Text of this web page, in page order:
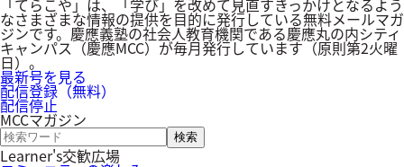
「てらこや」は、「学び」を改めて見直すきっかけとなるよう
なさまざまな情報の提供を目的に発行している無料メールマガ
ジンです。慶應義塾の社会人教育機関である慶應丸の内シティ
キャンパス（慶應MCC）が毎月発行しています（原則第2火曜
日）。
最新号を見る
配信登録（無料）
配信停止
MCCマガジン
キ
ー
ワ
Learner's交歓広場